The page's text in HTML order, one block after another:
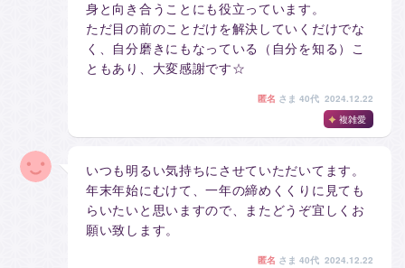
身と向き合うことにも役立っています。
ただ目の前のことだけを解決していくだけでな
く、自分磨きにもなっている（自分を知る）こ
ともあり、大変感謝です☆
匿名 さま 40代 2024.12.22
複雑愛
いつも明るい気持ちにさせていただいてます。
年末年始にむけて、一年の締めくくりに見ても
らいたいと思いますので、またどうぞ宜しくお
願い致します。
匿名 さま 40代 2024.12.22